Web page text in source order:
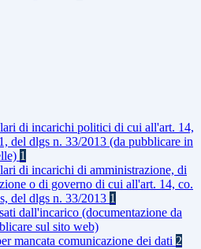
di incarichi politici di cui all'art. 14,
del dlgs n. 33/2013 (da pubblicare in
1
di incarichi di amministrazione, di
o di governo di cui all'art. 14, co.
del dlgs n. 33/2013 1
dall'incarico (documentazione da
sul sito web)
mancata comunicazione dei dati 2